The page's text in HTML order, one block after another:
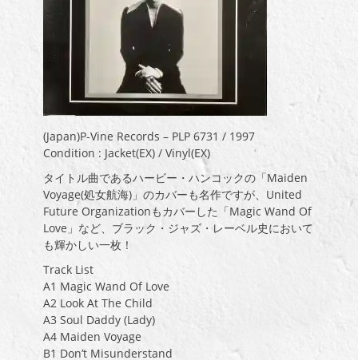
(Japan)P-Vine Records – PLP 6731 / 1997
Condition : Jacket(EX) / Vinyl(EX)
タイトル曲であるハービー・ハンコックの「Maiden
Voyage(処女航海)」のカバーも名作ですが、United
Future Organizationもカバーした「Magic Wand Of
Love」など、ブラック・ジャズ・レーベル史において
も輝かしい一枚！
Track List
A1 Magic Wand Of Love
A2 Look At The Child
A3 Soul Daddy (Lady)
A4 Maiden Voyage
B1 Don’t Misunderstand